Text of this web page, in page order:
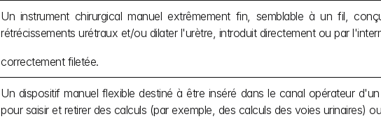
Un instrument chirurgical manuel extrêmement fin, semblable à un fil,
rétrécissements urétraux et/ou dilater l'urètre, introduit directement ou par
correctement filetée.
Un dispositif manuel flexible destiné à être inséré dans le canal opérateur
pour saisir et retirer des calculs (par exemple, des calculs des voies urinaires)